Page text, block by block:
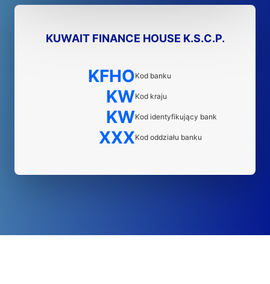
KUWAIT FINANCE HOUSE K.S.C.P.
KFHOKod banku
KWKod kraju
KWKod identyfikujący bank
XXXKod oddziału banku